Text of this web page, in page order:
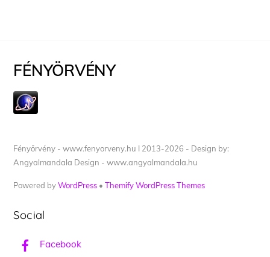
FÉNYÖRVÉNY
Fényörvény - www.fenyorveny.hu I 2013-2026 - Design by:
Angyalmandala Design - www.angyalmandala.hu
Powered byWordPress •Themify WordPress Themes
Social
Facebook